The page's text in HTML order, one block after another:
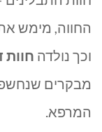
החווה, מימש
וכך נולדה חוות
מבקרים
המרפא.